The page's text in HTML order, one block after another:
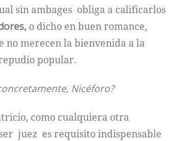
sin ambages obliga a calificarlos
o dicho en buen romance,
no merecen la bienvenida a la
popular.
Nicéforo?
como cualquiera otra
juez es requisito indispensable